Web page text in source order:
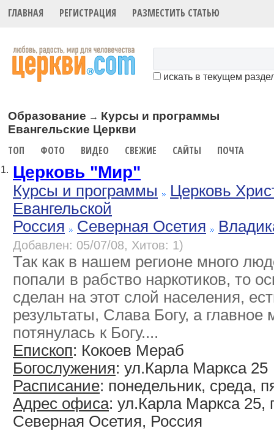
ГЛАВНАЯ РЕГИСТРАЦИЯ РАЗМЕСТИТЬ СТАТЬЮ
искать в текущем
Образование → Курсы и программы
Евангельские Церкви
ТОП ФОТО ВИДЕО СВЕЖИЕ САЙТЫ ПОЧТА
1. Церковь "Мир"
Курсы и программы
Церковь
Евангельской
Россия
Северная Осетия
Добавлен: 05/07/08, Хитов: 1)
Так как в нашем регионе много
попали в рабство наркотиков, то
сделан на этот слой населения,
результаты, Слава Богу, а главное
потянулась к Богу....
Епископ: Кокоев Мераб
Богослужения: ул.Карла Маркса 25
Расписание: понедельник, среда,
Адрес офиса: ул.Карла Маркса 25,
Северная Осетия, Россия